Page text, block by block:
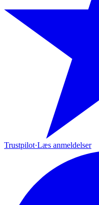
Trustpilot·Læs anmeldelser